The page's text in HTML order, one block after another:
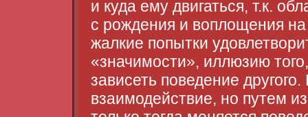
и куда ему двигаться, т.к.
с рождения и воплощения
жалкие попытки
«значимости», иллюзию
зависеть поведение
взаимодействие, но путем